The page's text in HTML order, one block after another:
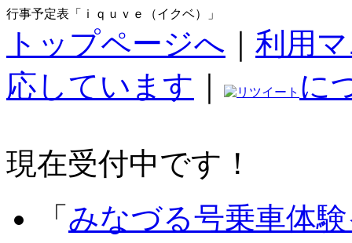
行事予定表「ｉｑｕｖｅ（イクベ）」
トップページへ
利用
応しています
に
現在受付中です！
「 みなづる号乗車体